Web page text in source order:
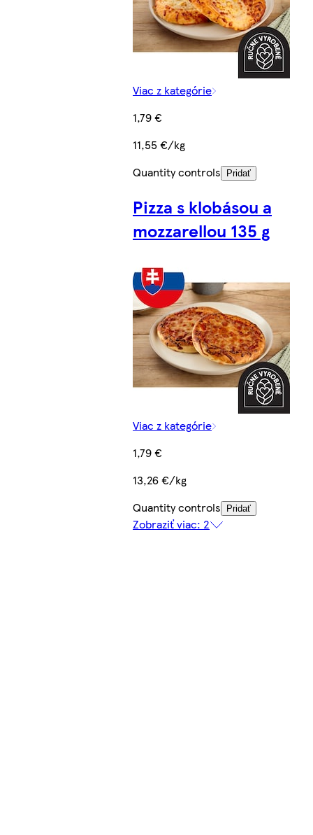
Viac z kategórie
1,79 €
11,55 €/kg
Quantity controls
Pridať
Pizza s klobásou a
mozzarellou 135 g
Viac z kategórie
1,79 €
13,26 €/kg
Quantity controls
Pridať
Zobraziť viac: 2